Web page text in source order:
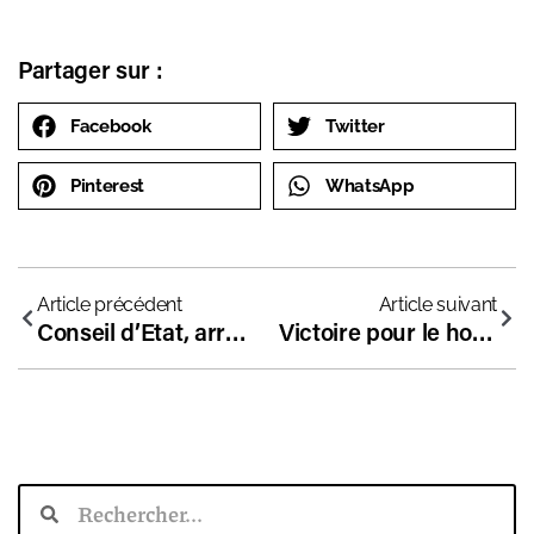
Partager sur :
Facebook Twitter
Pinterest WhatsApp
Article précédent
Conseil d’Etat, arrêté, premières épreuves… les dernières infos sur le Bac 2021 en contexte de pandémie
Article suivant
Victoire pour le hors contrat : la méthode qui marche !